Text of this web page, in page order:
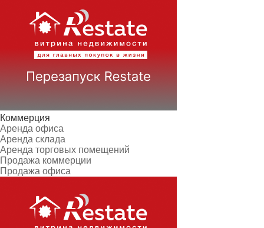
Коммерция
Аренда офиса
Аренда склада
Аренда торговых помещений
Продажа коммерции
Продажа офиса